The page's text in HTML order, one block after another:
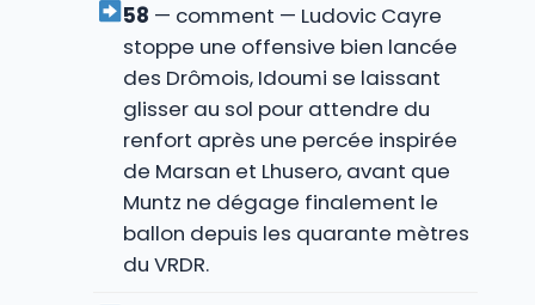
58 — comment — Ludovic Cayre
stoppe une offensive bien lancée
des Drômois, Idoumi se laissant
glisser au sol pour attendre du
renfort après une percée inspirée
de Marsan et Lhusero, avant que
Muntz ne dégage finalement le
ballon depuis les quarante mètres
du VRDR.